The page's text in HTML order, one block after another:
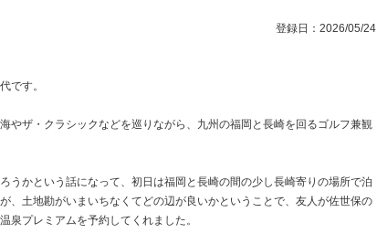
登録日：2026/05/24
です。
やザ・クラシックなどを巡りながら、九州の福岡と長崎を回るゴルフ兼観
うかという話になって、初日は福岡と長崎の間の少し長崎寄りの場所で泊
、土地勘がいまいちなくてどの辺が良いかということで、友人が佐世保の
泉プレミアムを予約してくれました。